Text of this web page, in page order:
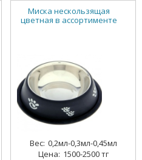
Миска нескользящая
цветная в ассортименте
0,2мл-0,3мл-0,45мл
1500-2500 тг